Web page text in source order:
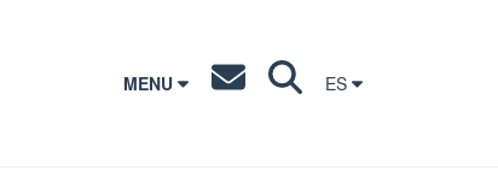
MENU ES